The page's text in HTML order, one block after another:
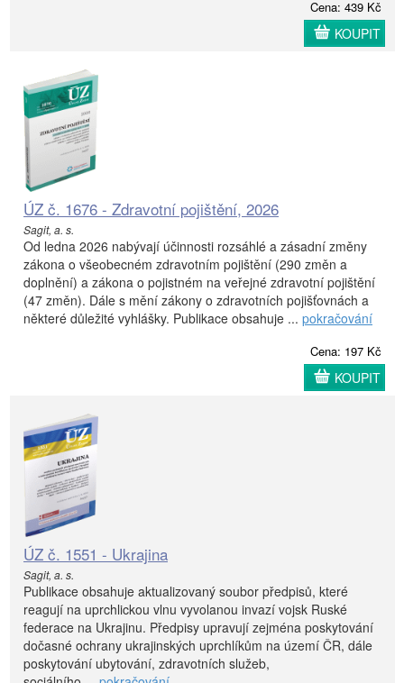
Cena: 439 Kč
KOUPIT
ÚZ č. 1676 - Zdravotní pojištění, 2026
Sagit, a. s.
Od ledna 2026 nabývají účinnosti rozsáhlé a zásadní změny
zákona o všeobecném zdravotním pojištění (290 změn a
doplnění) a zákona o pojistném na veřejné zdravotní pojištění
(47 změn). Dále s mění zákony o zdravotních pojišťovnách a
některé důležité vyhlášky. Publikace obsahuje ... pokračování
Cena: 197 Kč
KOUPIT
ÚZ č. 1551 - Ukrajina
Sagit, a. s.
Publikace obsahuje aktualizovaný soubor předpisů, které
reagují na uprchlickou vlnu vyvolanou invazí vojsk Ruské
federace na Ukrajinu. Předpisy upravují zejména poskytování
dočasné ochrany ukrajinských uprchlíkům na území ČR, dále
poskytování ubytování, zdravotních služeb,